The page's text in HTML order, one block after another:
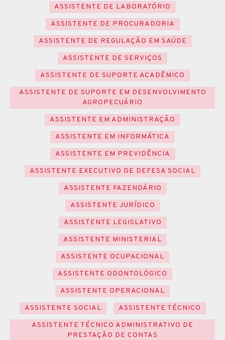
ASSISTENTE DE LABORATÓRIO
ASSISTENTE DE PROCURADORIA
ASSISTENTE DE REGULAÇÃO EM SAÚDE
ASSISTENTE DE SERVIÇOS
ASSISTENTE DE SUPORTE ACADÊMICO
ASSISTENTE DE SUPORTE EM DESENVOLVIMENTO
AGROPECUÁRIO
ASSISTENTE EM ADMINISTRAÇÃO
ASSISTENTE EM INFORMÁTICA
ASSISTENTE EM PREVIDÊNCIA
ASSISTENTE EXECUTIVO DE DEFESA SOCIAL
ASSISTENTE FAZENDÁRIO
ASSISTENTE JURÍDICO
ASSISTENTE LEGISLATIVO
ASSISTENTE MINISTERIAL
ASSISTENTE OCUPACIONAL
ASSISTENTE ODONTOLÓGICO
ASSISTENTE OPERACIONAL
ASSISTENTE SOCIAL
ASSISTENTE TÉCNICO
ASSISTENTE TÉCNICO ADMINISTRATIVO DE
PRESTAÇÃO DE CONTAS